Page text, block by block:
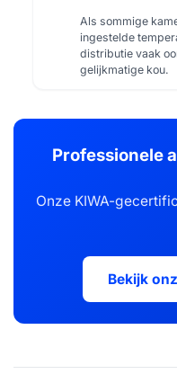
Als sommige
ingestelde
distributie vaak
gelijkmatige kou.
Professionele
Onze KIWA-
Bekijk